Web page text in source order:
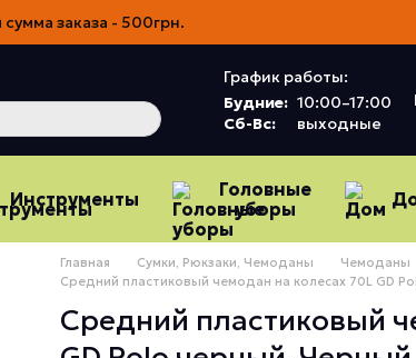
заказа - 500грн.
График работы:
Будние: 10:00–17:00
Сб-Вс:
выходные
Инструменты
Головные
уборы
Главная Сумки, Рюкзаки, Чемоданы Чемоданы
Средний пластиковый чемодан на колесах 70L GD
Средний пластиковый